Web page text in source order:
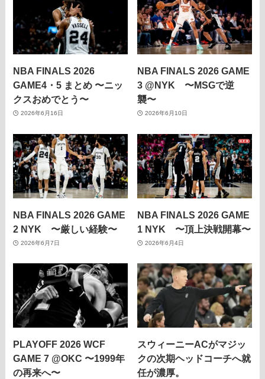
NBA FINALS 2026
GAME4・5 まとめ 〜ニッ
クスおめでとう〜
2026年6月16日
NBA FINALS 2026 GAME
3 @NYK 〜MSGで逆
襲〜
2026年6月10日
NBA FINALS 2026 GAME
2 NYK 〜厳しい経験〜
2026年6月7日
NBA FINALS 2026 GAME
1 NYK 〜頂上決戦開幕〜
2026年6月4日
PLAYOFF 2026 WCF
GAME 7 @OKC 〜1999年
の再来へ〜
スウィーニーACがマジッ
クの次期ヘッドコーチへ就
任が濃厚。